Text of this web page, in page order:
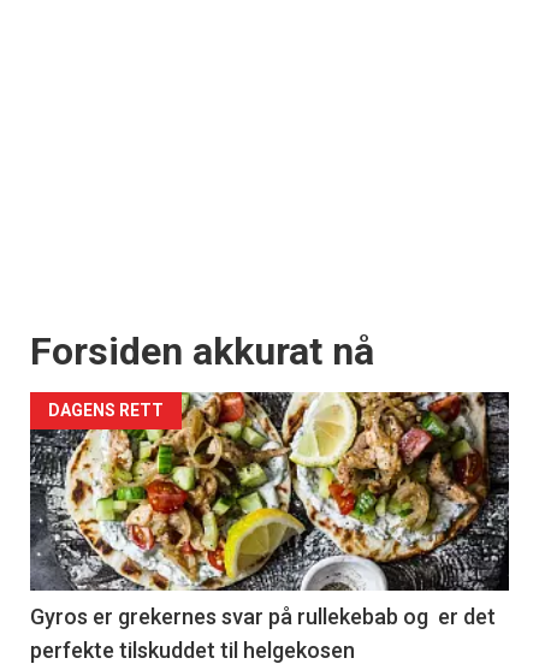
Forsiden akkurat nå
DAGENS RETT
Gyros er grekernes svar på rullekebab og er det
perfekte tilskuddet til helgekosen